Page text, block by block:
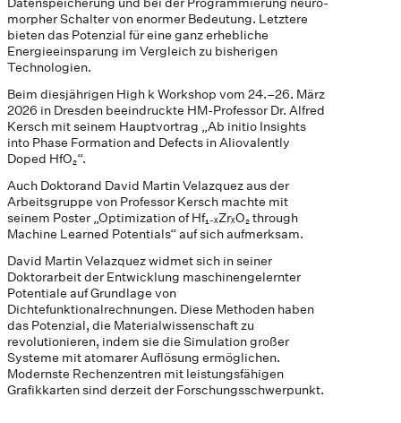
morpher Schalter von enormer Bedeutung. Letztere
bieten das Potenzial für eine ganz erhebliche
Energieeinsparung im Vergleich zu bisherigen
Technologien.
Beim diesjährigen High k Workshop vom 24.–26. März
2026 in Dresden beeindruckte HM-Professor Dr. Alfred
Kersch mit seinem Hauptvortrag „Ab initio Insights
into Phase Formation and Defects in Aliovalently
Doped HfO₂“.
Auch Doktorand David Martin Velazquez aus der
Arbeitsgruppe von Professor Kersch machte mit
seinem Poster „Optimization of Hf₁₋ₓZrₓO₂ through
Machine Learned Potentials“ auf sich aufmerksam.
David Martin Velazquez widmet sich in seiner
Doktorarbeit der Entwicklung maschinengelernter
Potentiale auf Grundlage von
Dichtefunktionalrechnungen. Diese Methoden haben
das Potenzial, die Materialwissenschaft zu
revolutionieren, indem sie die Simulation großer
Systeme mit atomarer Auflösung ermöglichen.
Modernste Rechenzentren mit leistungsfähigen
Grafikkarten sind derzeit der Forschungsschwerpunkt.